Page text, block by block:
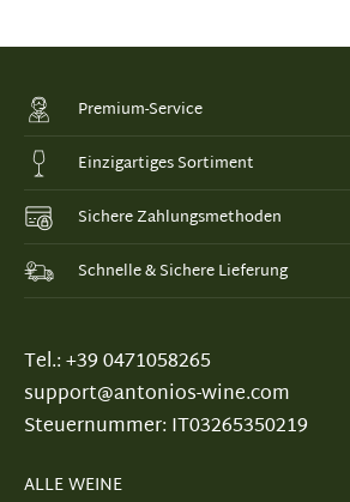
Premium-Service
Einzigartiges Sortiment
Sichere Zahlungsmethoden
Schnelle & Sichere Lieferung
Tel.: +39 0471058265
support@antonios-wine.com
Steuernummer: IT03265350219
ALLE WEINE